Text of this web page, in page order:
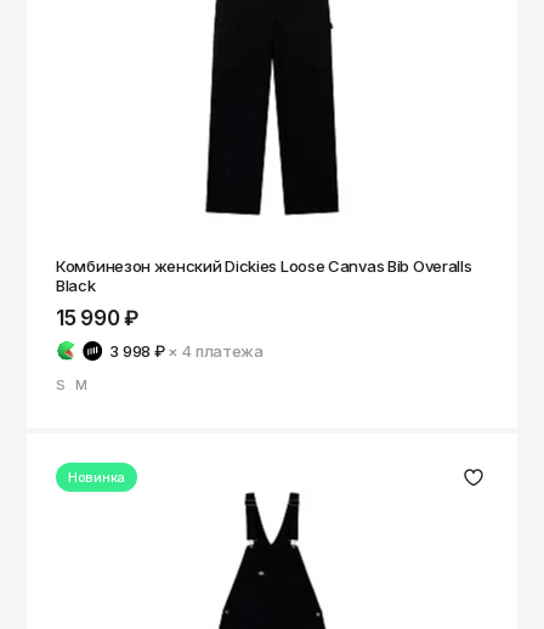
Комбинезон женский Dickies Loose Canvas Bib Overalls
Black
15 990 ₽
3 998 ₽ × 4платежа
S M
Новинка